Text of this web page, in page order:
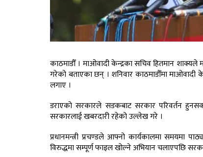
काठमाडौँ । माओवादी केन्द्रका सचिव हितमान शाक्यले
गरेको बताएका छन् । शनिवार काठमाडौँमा
लगाए ।
डराएको सरकारले सडकबाट सरकार परिवर्तन
सरकारलाई खबरदारी रहेको उल्लेख गरे ।
प्रधानमन्त्री प्रचण्डले आफ्नो कार्यकालमा समयमा
विरुद्धमा सम्पूर्ण फाइल खोल्ने अभियान चलाएपछि